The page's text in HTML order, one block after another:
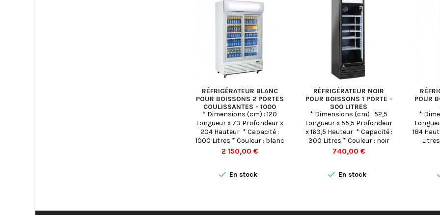
RÉFRIGÉRATEUR BLANC
POUR BOISSONS 2 PORTES
COULISSANTES - 1000
LITRES
* Dimensions (cm) : 120
Longueur x 73 Profondeur x
204 Hauteur * Capacité :
1000 Litres * Couleur : blanc
Prix
2 150,00 €
 En stock
RÉFRIGÉRATEUR NOIR
POUR BOISSONS 1 PORTE -
300 LITRES
* Dimensions (cm) : 52,5
Longueur x 55,5 Profondeur
x 163,5 Hauteur * Capacité :
300 Litres * Couleur : noir
Prix
740,00 €
 En stock
POUR
*
184